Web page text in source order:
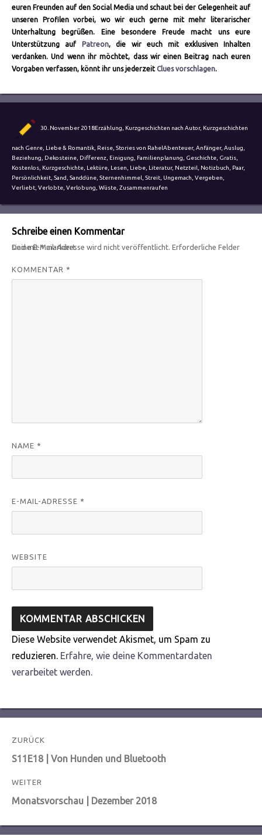
euren Freunden auf den Social Media und schaut bei der Gelegenheit auf
unseren Profilen vorbei, wo wir euch gerne mit mehr literarischer
Unterhaltung begrüßen. Eine besondere Freude macht uns eure
Unterstützung auf
Patreon, die wir euch mit exklusiven Inhalten
verdanken. Und wenn ihr möchtet, dass wir einen Beitrag nach euren
Vorgaben verfassen, könnt ihr uns jederzeit Clues vorschlagen.
am
30. November 2018Erzählung, Kurzgeschichten nach Autor, Kurzgeschichten
nach Genre, Liebe & Romantik, Reise, Stories von RahelSchlagwörter
Abenteuer, Anfänger, Auslug,
Beziehung, Dekosteine, Differenz, Einigung, Familienplanung, Geschichte, Gratis,
Kostenlos, Kurzgeschichte, Lektüre, Lesen, Liebe, Literatur, Netzteil, Notizbuch, Paar,
Persönlichkeit, Sand, Sanddüne, Sternenhimmel, Streit, Ungemach, Vergeben,
Verliebt, Verlobte, Verlobung, Wüste, Zusammenraufen
Schreibe einen Kommentar
Deine E-Mail-Adresse wird nicht veröffentlicht.
Erforderliche Felder sind mit*markiert
KOMMENTAR *
NAME *
E-MAIL-ADRESSE *
WEBSITE
Diese Website verwendet Akismet, um Spam zu
reduzieren. Erfahre, wie deine Kommentardaten
verarbeitet werden.
Beitragsnavigation
ZURÜCK
Vorheriger
S11E18 | Von Hunden und Bluetooth
WEITER
Nächster
Monatsvorschau | Dezember 2018